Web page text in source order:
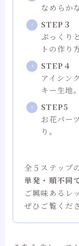
なめらか
STEP３
ぷっくり
トの作り
STEP４
アイシン
キー生地。
STEP5
お花パー
り。
全５ステップ
単発・順不同
ご興味あるレ
ぜひご覧くだ